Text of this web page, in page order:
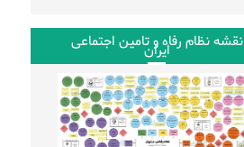
نقشه نظام رفاه و تامین اجتماعی
ایران